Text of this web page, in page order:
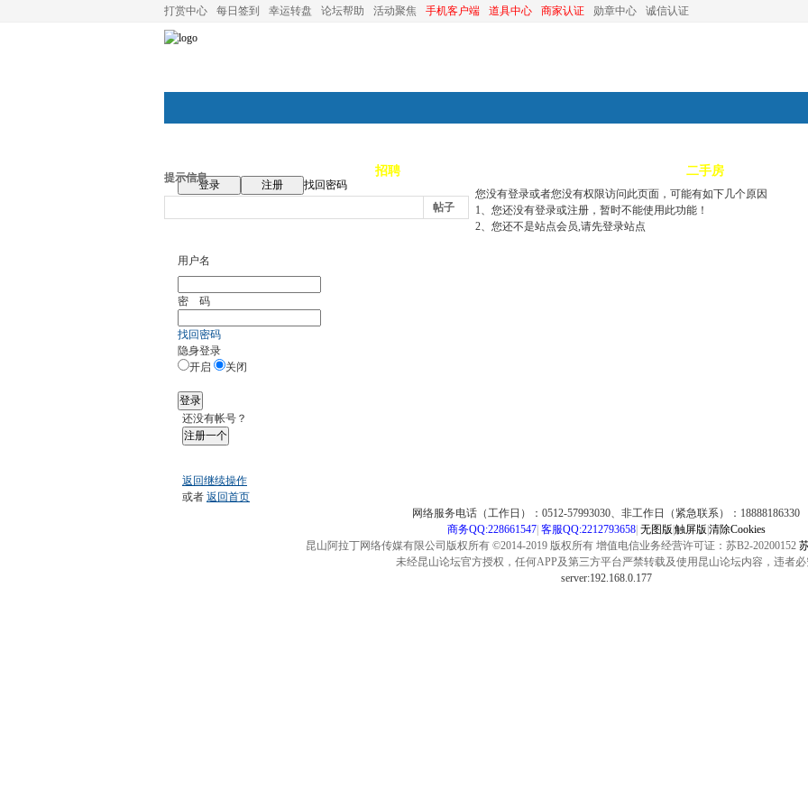
打赏中心 每日签到 幸运转盘 论坛帮助 活动聚焦 手机客户端 道具中心 商家认证 勋章中心 诚信认证
论坛首页 招聘 二手房
登录 注册
找回密码
帖子
提示信息
您没有登录或者您没有权限访问此页面，可能有如下几个原因
1、您还没有登录或注册，暂时不能使用此功能！
2、您还不是站点会员,请先登录站点
用户名
密 码
找回密码
隐身登录
开启
关闭
登录
还没有帐号？
注册一个
返回继续操作
或者 返回首页
网络服务电话（工作日）：0512-57993030、非工作日（紧急联系）：18888186330
商务QQ:228661547| 客服QQ:2212793658| 无图版 触屏版 清除Cookies
昆山阿拉丁网络传媒有限公司版权所有 ©2014-2019 版权所有 增值电信业务经营许可证：苏B2-20200152
未经昆山论坛官方授权，任何APP及第三方平台严禁转载及使用昆山论坛内容，违者必
server:192.168.0.177